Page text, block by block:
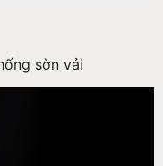
sờn vải